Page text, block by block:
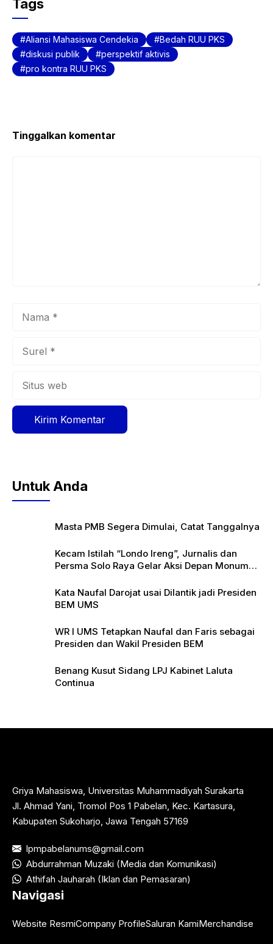
e
b
o
o
A
p
p
Tags
Aliansi Mahasiswa Cendekia
Bedah RUU PKS
diskusi publik
perspektif aktivis
pro kontra RUU PKS
Tinggalkan komentar
Untuk Anda
Masta PMB Segera Dimulai, Catat Tanggalnya
Kecam Istilah “Londo Ireng”, Jurnalis dan
Persma Solo Raya Gelar Aksi Depan Monumen
Kata Naufal Darojat usai Dilantik jadi Presiden
BEM UMS
WR I UMS Tetapkan Naufal dan Faris sebagai
Presiden dan Wakil Presiden BEM
Benang Kusut Sidang LPJ Kabinet Laluta
Continua
Griya Mahasiswa, Universitas Muhammadiyah Surakarta
Jl. Ahmad Yani, Tromol Pos 1 Pabelan, Kec. Kartasura,
Kabupaten Sukoharjo, Jawa Tengah 57169
lpmpabelanums@gmail.com
Abdurrahman Muzaki (Media dan Komunikasi)
Athifah Jauharah (Iklan dan Pemasaran)
Navigasi
Website ResmiCompany ProfileSaluran KamiMerchandise